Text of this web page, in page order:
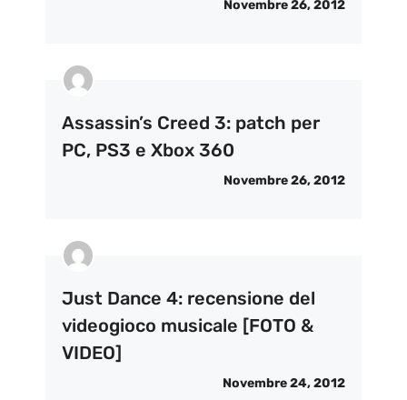
Novembre 26, 2012
Assassin’s Creed 3: patch per
PC, PS3 e Xbox 360
Novembre 26, 2012
Just Dance 4: recensione del
videogioco musicale [FOTO &
VIDEO]
Novembre 24, 2012